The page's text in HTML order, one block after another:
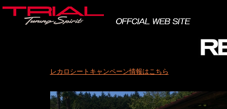
レカロシートキャンペーン情報はこちら